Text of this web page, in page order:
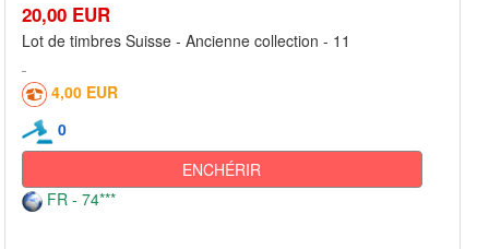
20,00 EUR
Lot de timbres Suisse - Ancienne collection - 11
4,00 EUR
0
ENCHÉRIR
FR - 74***